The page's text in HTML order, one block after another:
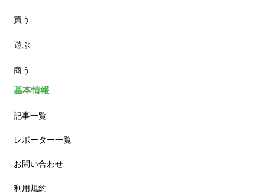
ランチ
カフェ
買う
遊ぶ
商う
基本情報
記事一覧
レポーター一覧
お問い合わせ
利用規約